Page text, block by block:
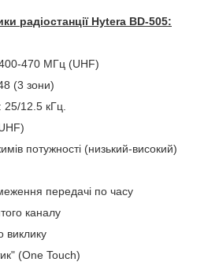
радіостанції Hytera BD-505:
400-470 МГц (UHF)
48 (3 зони)
25/12.5 кГц.
потужності (низький-високий)
передачі по часу
каналу
виклику
(One Touch)